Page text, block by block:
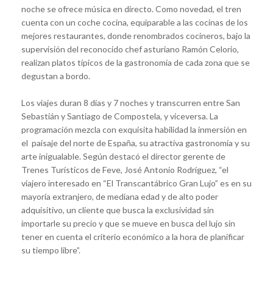
noche se ofrece música en directo. Como novedad, el tren
cuenta con un coche cocina, equiparable a las cocinas de los
mejores restaurantes, donde renombrados cocineros, bajo la
supervisión del reconocido chef asturiano Ramón Celorio,
realizan platos típicos de la gastronomía de cada zona que se
degustan a bordo.
Los viajes duran 8 días y 7 noches y transcurren entre San
Sebastián y Santiago de Compostela, y viceversa. La
programación mezcla con exquisita habilidad la inmersión en
el paisaje del norte de España, su atractiva gastronomía y su
arte inigualable. Según destacó el director gerente de
Trenes Turísticos de Feve, José Antonio Rodríguez, “el
viajero interesado en “El Transcantábrico Gran Lujo” es en su
mayoría extranjero, de mediana edad y de alto poder
adquisitivo, un cliente que busca la exclusividad sin
importarle su precio y que se mueve en busca del lujo sin
tener en cuenta el criterio económico a la hora de planificar
su tiempo libre”.